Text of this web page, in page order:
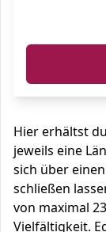
Hier erhältst
jeweils eine
sich über
schließen
von maximal
Vielfältigkeit.